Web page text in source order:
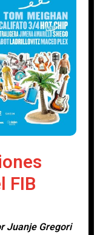
FIB
Juanje Gregori